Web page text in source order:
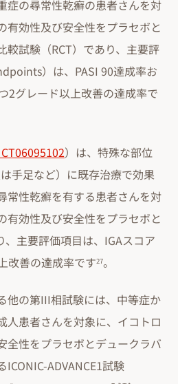
症の尋常性乾癬の患者さんを対
有効性及び安全性をプラセボと
較試験（RCT）であり、主要評
）は、PASI 90達成率お
2グレード以上改善の達成率で
）は、特殊な部位
手足など）に既存治療で効果
常性乾癬を有する患者さんを対
有効性及び安全性をプラセボと
、主要評価項目は、IGAスコア
改善の達成率です27。
他の第III相試験には、中等症か
人患者さんを対象に、イコトロ
全性をプラセボとデュークラバ
ADVANCE1試験